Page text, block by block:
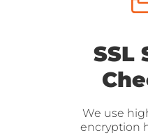
SSL
We use
encryption